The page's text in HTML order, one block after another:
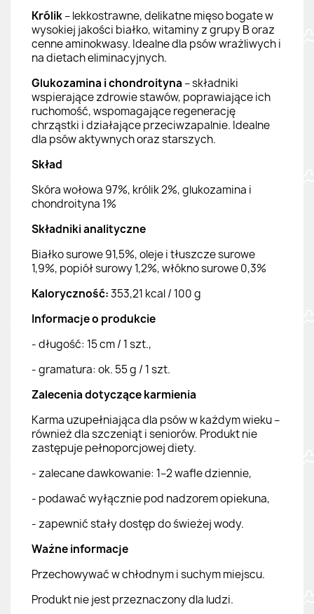
Królik– lekkostrawne, delikatne mięso bogate w
wysokiej jakości białko, witaminy z grupy B oraz
cenne aminokwasy. Idealne dla psów wrażliwych i
na dietach eliminacyjnych.
Glukozamina i chondroityna – składniki
wspierające zdrowie stawów, poprawiające ich
ruchomość, wspomagające regenerację
chrząstki i działające przeciwzapalnie. Idealne
dla psów aktywnych oraz starszych.
Skład
Skóra wołowa 97%, królik 2%, glukozamina i
chondroityna 1%
Składniki analityczne
Białko surowe 91,5%, oleje i tłuszcze surowe
1,9%, popiół surowy 1,2%, włókno surowe 0,3%
Kaloryczność:353,21 kcal / 100 g
Informacje o produkcie
- długość: 15 cm / 1 szt.,
- gramatura: ok. 55 g / 1 szt.
Zalecenia dotyczące karmienia
Karma uzupełniająca dla psów w każdym wieku –
również dla szczeniąt i seniorów. Produkt nie
zastępuje pełnoporcjowej diety.
- zalecane dawkowanie: 1–2 wafle dziennie,
- podawać wyłącznie pod nadzorem opiekuna,
- zapewnić stały dostęp do świeżej wody.
Ważne informacje
Przechowywać w chłodnym i suchym miejscu.
Produkt nie jest przeznaczony dla ludzi.